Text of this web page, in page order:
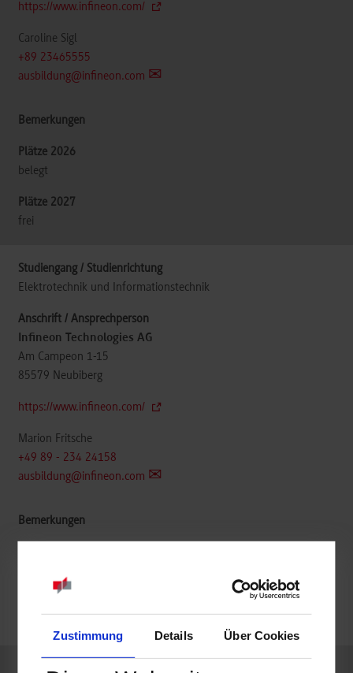
Zustimmung Details Über Cookies
https://www.infineon.com/
Caroline Sigl
+89 23465555
ausbildung@infineon.com
belegt
frei
Elektrotechnik und Informationstechnik
Infineon Technologies AG
Am Campeon 1-15
85579 Neubiberg
https://www.infineon.com/
Marion Fritsche
+49 89 - 234 24158
ausbildung@infineon.com